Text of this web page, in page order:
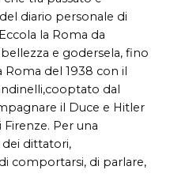
diario personale di
Eccola la Roma da
e godersela, fino
Roma del 1938 con il
dal
il Duce e Hitler
Firenze. Per una
dei dittatori,
comportarsi, di parlare,